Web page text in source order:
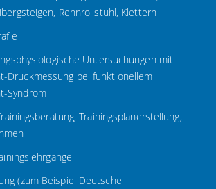
Rennrollstuhl, Klettern
Untersuchungen mit
Druckmessung bei funktionellem
Syndrom
Trainingsplanerstellung,
(zum Beispiel Deutsche